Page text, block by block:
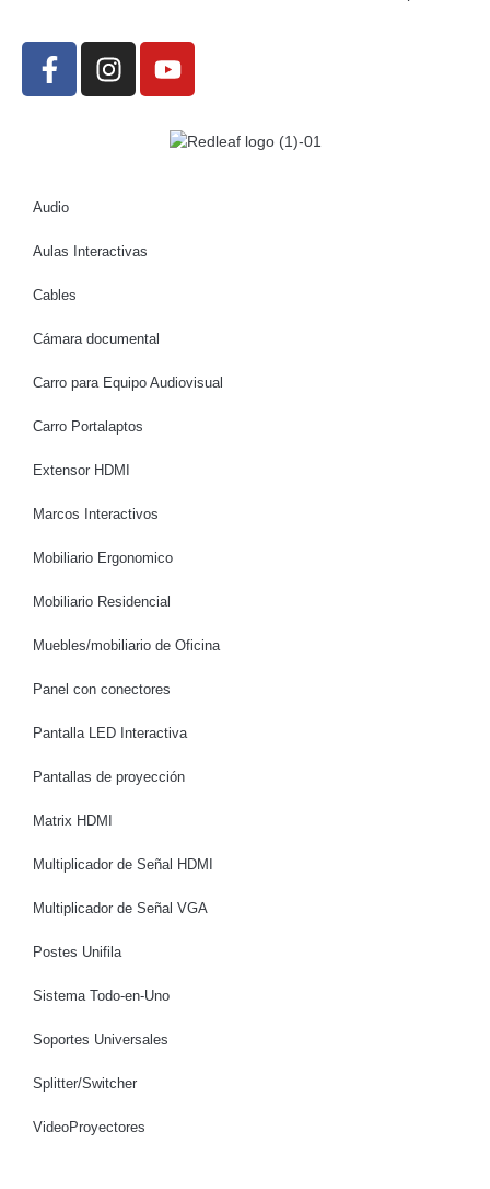
Audio
Aulas Interactivas
Cables
Cámara documental
Carro para Equipo Audiovisual
Carro Portalaptos
Extensor HDMI
Marcos Interactivos
Mobiliario Ergonomico
Mobiliario Residencial
Muebles/mobiliario de Oficina
Panel con conectores
Pantalla LED Interactiva
Pantallas de proyección
Matrix HDMI
Multiplicador de Señal HDMI
Multiplicador de Señal VGA
Postes Unifila
Sistema Todo-en-Uno
Soportes Universales
Splitter/Switcher
VideoProyectores